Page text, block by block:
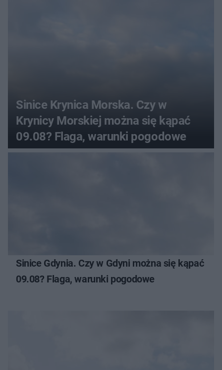
Sinice Krynica Morska. Czy w
Krynicy Morskiej można się kąpać
09.08? Flaga, warunki pogodowe
Sinice Gdynia. Czy w Gdyni można się kąpać
09.08? Flaga, warunki pogodowe